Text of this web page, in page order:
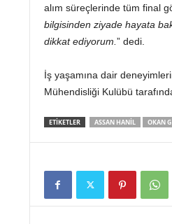
alım süreçlerinde tüm final
bilgisinden ziyade hayata
dikkat ediyorum. ” dedi.
İş yaşamına dair
Mühendisliği Kulübü
ETIKETLER ASSAN HANIL OKAN